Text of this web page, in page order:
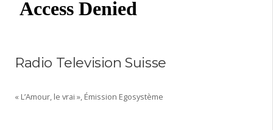
Radio Television Suisse
« L’Amour, le vrai », Émission Egosystème